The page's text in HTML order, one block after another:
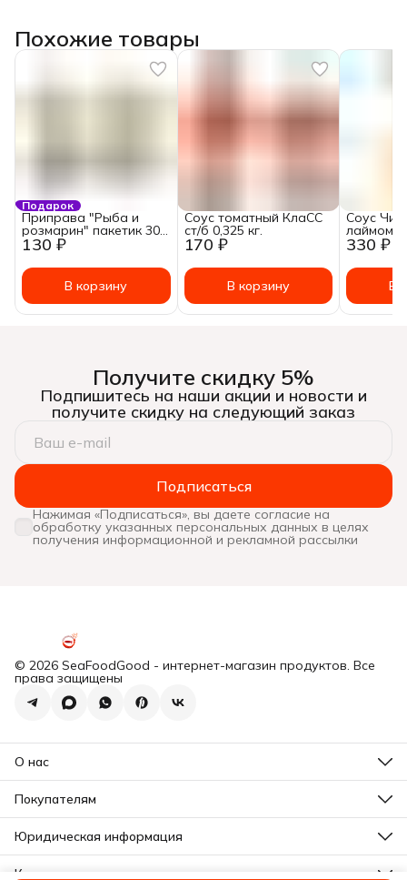
Похожие товары
Подарок
130 ₽
Приправа "Рыба и
розмарин" пакетик 30
гр.
В корзину
170 ₽
Соус томатный КлаСС
ст/б 0,325 кг.
В корзину
330 ₽
Соус
лаймом,
В
Получите скидку 5%
Подпишитесь на наши акции и новости и
получите скидку на следующий заказ
Подписаться
Нажимая «Подписаться», вы даете согласие на
обработку указанных персональных данных в целях
получения информационной и рекламной рассылки
© 2026 SeaFoodGood - интернет-магазин продуктов. Все
права защищены
О нас
Все новости
Почему мы?
Отзывы
Покупателям
Действующие акции
Программа лояльности
Подарочная карта
Отзывы
Юридическая информация
Оплата
Доставка
Контакты